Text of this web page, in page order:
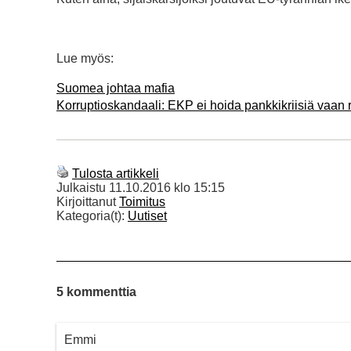
Lue myös:
Suomea johtaa mafia
Korruptioskandaali: EKP ei hoida pankkikriisiä vaan
Tulosta artikkeli
Julkaistu 11.10.2016 klo 15:15
KirjoittanutToimitus
Kategoria(t): Uutiset
5 kommenttia
Emmi